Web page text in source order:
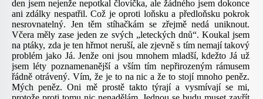
den jsem nejenže nepotkal človíčka, ale žádného jsem dokonce
ani zdálky nespatřil. Což je oproti loňsku a předloňsku pokrok
nesrovnatelný. Jen těm stíhačkám se zřejmě nedá uniknout.
Včera měly zase jeden ze svých „leteckých dnů“. Koukal jsem
na ptáky, zda je ten hřmot neruší, ale zjevně s tím nemají takový
problém jako Já. Jenže oni jsou mnohem mladší, kdežto Já už
jsem léty poznamenanější a vším tím nepřirozeným rámusem
řádně otrávený. Vím, že je to na nic a že to stojí mnoho peněz.
Mých peněz. Oni mě prostě takto týrají a vysmívají se mi,